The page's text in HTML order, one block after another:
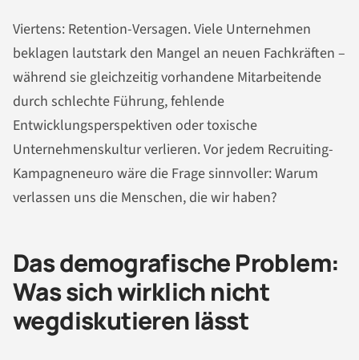
Viertens: Retention-Versagen. Viele Unternehmen
beklagen lautstark den Mangel an neuen Fachkräften –
während sie gleichzeitig vorhandene Mitarbeitende
durch schlechte Führung, fehlende
Entwicklungsperspektiven oder toxische
Unternehmenskultur verlieren. Vor jedem Recruiting-
Kampagneneuro wäre die Frage sinnvoller: Warum
verlassen uns die Menschen, die wir haben?
Das demografische Problem:
Was sich wirklich nicht
wegdiskutieren lässt